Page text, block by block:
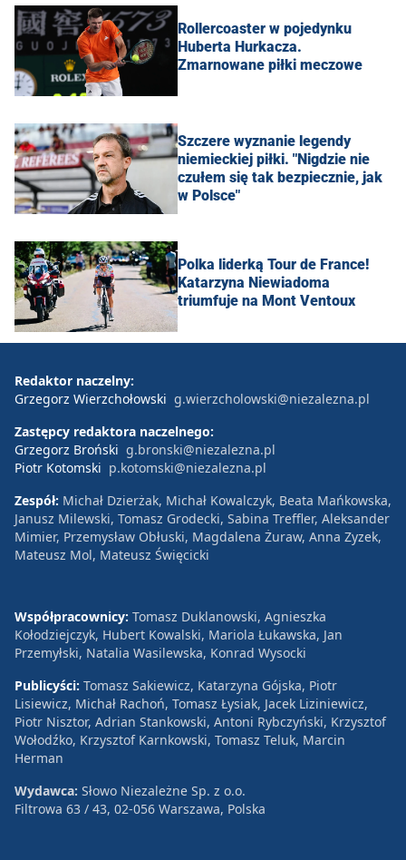
Rollercoaster w pojedynku
Huberta Hurkacza.
Zmarnowane piłki meczowe
Szczere wyznanie legendy
niemieckiej piłki. "Nigdzie nie
czułem się tak bezpiecznie, jak
w Polsce"
Polka liderką Tour de France!
Katarzyna Niewiadoma
triumfuje na Mont Ventoux
Redaktor naczelny:
Grzegorz Wierzchołowski g.wierzcholowski@niezalezna.pl
Zastępcy redaktora naczelnego:
Grzegorz Broński g.bronski@niezalezna.pl
Piotr Kotomski p.kotomski@niezalezna.pl
Zespół: Michał Dzierżak, Michał Kowalczyk, Beata Mańkowska,
Janusz Milewski, Tomasz Grodecki, Sabina Treffler, Aleksander
Mimier, Przemysław Obłuski, Magdalena Żuraw, Anna Zyzek,
Mateusz Mol, Mateusz Święcicki
Współpracownicy: Tomasz Duklanowski, Agnieszka
Kołodziejczyk, Hubert Kowalski, Mariola Łukawska, Jan
Przemyłski, Natalia Wasilewska, Konrad Wysocki
Publicyści: Tomasz Sakiewicz, Katarzyna Gójska, Piotr
Lisiewicz, Michał Rachoń, Tomasz Łysiak, Jacek Liziniewicz,
Piotr Nisztor, Adrian Stankowski, Antoni Rybczyński, Krzysztof
Wołodźko, Krzysztof Karnkowski, Tomasz Teluk, Marcin
Herman
Wydawca: Słowo Niezależne Sp. z o.o.
Filtrowa 63 / 43, 02-056 Warszawa, Polska